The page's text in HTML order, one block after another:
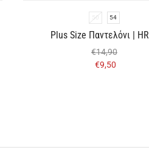
50 54
Plus Size Παντελόνι |
€14,90
€9,50